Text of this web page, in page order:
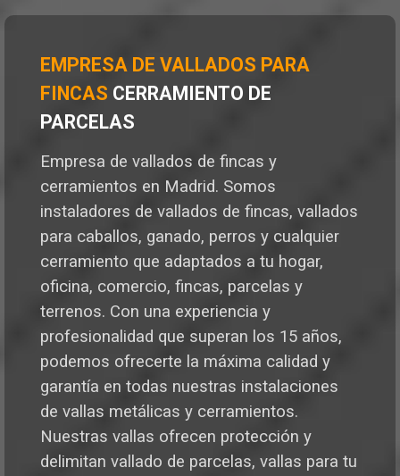
EMPRESA DE VALLADOS PARA
FINCAS CERRAMIENTO DE
PARCELAS
Empresa de vallados de fincas y
cerramientos en Madrid. Somos
instaladores de vallados de fincas, vallados
para caballos, ganado, perros y cualquier
cerramiento que adaptados a tu hogar,
oficina, comercio, fincas, parcelas y
terrenos. Con una experiencia y
profesionalidad que superan los 15 años,
podemos ofrecerte la máxima calidad y
garantía en todas nuestras instalaciones
de vallas metálicas y cerramientos.
Nuestras vallas ofrecen protección y
delimitan vallado de parcelas, vallas para tu